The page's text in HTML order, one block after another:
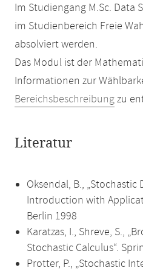
Im Studiengang M.Sc. Data
im Studienbereich Freie
absolviert werden.
Das Modul ist der
Informationen zur
Bereichsbeschreibungzu
Literatur
Oksendal, B.,
Introduction with
Berlin 1998
Karatzas, I., Shreve, S.,
Stochastic Calculus“.
Protter, P., „Stochastic